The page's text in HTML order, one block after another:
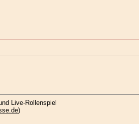
Live-Rollenspiel
)